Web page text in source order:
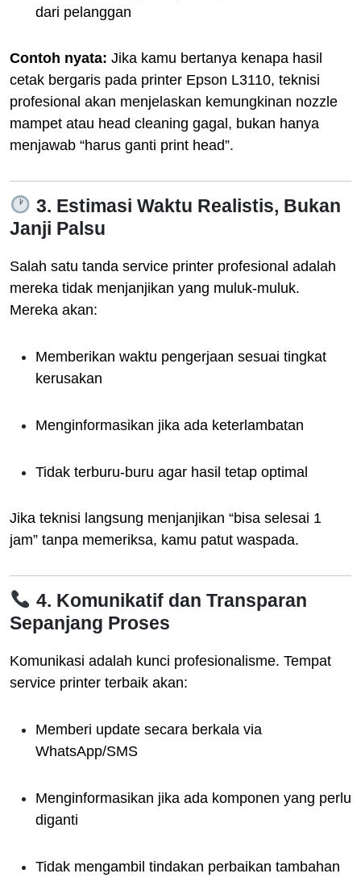
dari pelanggan
Contoh nyata: Jika kamu bertanya kenapa hasil
cetak bergaris pada printer Epson L3110, teknisi
profesional akan menjelaskan kemungkinan nozzle
mampet atau head cleaning gagal, bukan hanya
menjawab “harus ganti print head”.
3. Estimasi Waktu Realistis, Bukan
Janji Palsu
Salah satu tanda service printer profesional adalah
mereka tidak menjanjikan yang muluk-muluk.
Mereka akan:
Memberikan waktu pengerjaan sesuai tingkat
kerusakan
Menginformasikan jika ada keterlambatan
Tidak terburu-buru agar hasil tetap optimal
Jika teknisi langsung menjanjikan “bisa selesai 1
jam” tanpa memeriksa, kamu patut waspada.
4. Komunikatif dan Transparan
Sepanjang Proses
Komunikasi adalah kunci profesionalisme. Tempat
service printer terbaik akan:
Memberi update secara berkala via
WhatsApp/SMS
Menginformasikan jika ada komponen yang perlu
diganti
Tidak mengambil tindakan perbaikan tambahan